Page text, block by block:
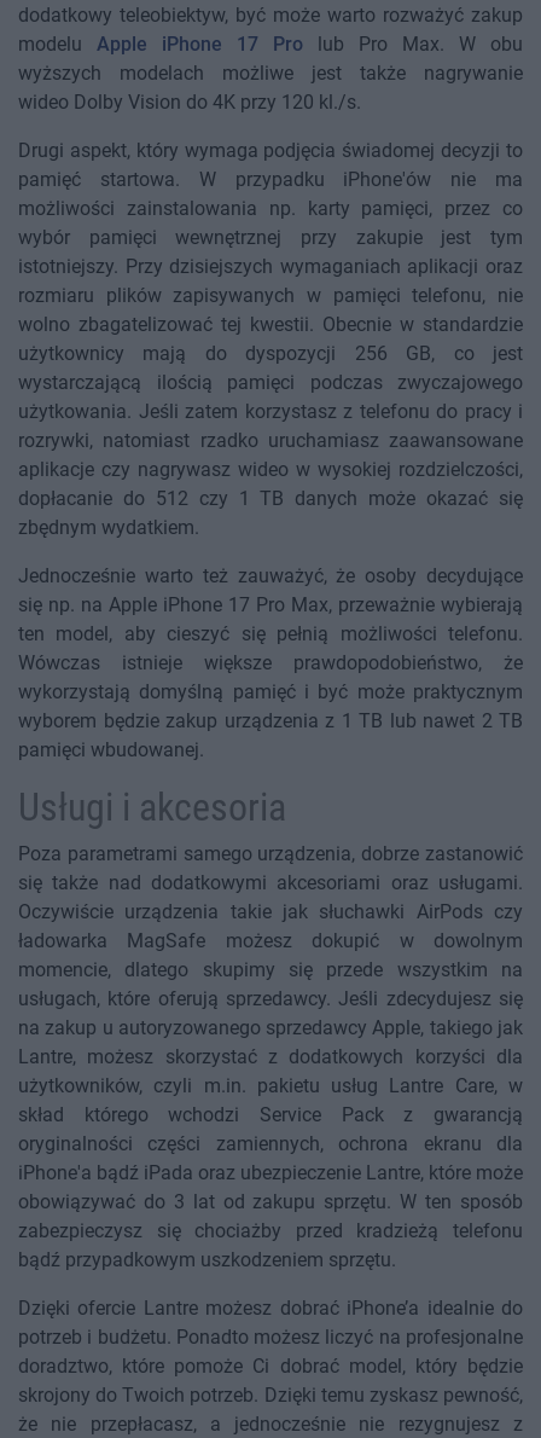
dodatkowy teleobiektyw, być może warto rozważyć zakup
modelu Apple iPhone 17 Pro lub Pro Max. W obu
wyższych modelach możliwe jest także nagrywanie
wideo Dolby Vision do 4K przy 120 kl./s.
Drugi aspekt, który wymaga podjęcia świadomej decyzji to
pamięć startowa. W przypadku iPhone'ów nie ma
możliwości zainstalowania np. karty pamięci, przez co
wybór pamięci wewnętrznej przy zakupie jest tym
istotniejszy. Przy dzisiejszych wymaganiach aplikacji oraz
rozmiaru plików zapisywanych w pamięci telefonu, nie
wolno zbagatelizować tej kwestii. Obecnie w standardzie
użytkownicy mają do dyspozycji 256 GB, co jest
wystarczającą ilością pamięci podczas zwyczajowego
użytkowania. Jeśli zatem korzystasz z telefonu do pracy i
rozrywki, natomiast rzadko uruchamiasz zaawansowane
aplikacje czy nagrywasz wideo w wysokiej rozdzielczości,
dopłacanie do 512 czy 1 TB danych może okazać się
zbędnym wydatkiem.
Jednocześnie warto też zauważyć, że osoby decydujące
się np. na Apple iPhone 17 Pro Max, przeważnie wybierają
ten model, aby cieszyć się pełnią możliwości telefonu.
Wówczas istnieje większe prawdopodobieństwo, że
wykorzystają domyślną pamięć i być może praktycznym
wyborem będzie zakup urządzenia z 1 TB lub nawet 2 TB
pamięci wbudowanej.
Usługi i akcesoria
Poza parametrami samego urządzenia, dobrze zastanowić
się także nad dodatkowymi akcesoriami oraz usługami.
Oczywiście urządzenia takie jak słuchawki AirPods czy
ładowarka MagSafe możesz dokupić w dowolnym
momencie, dlatego skupimy się przede wszystkim na
usługach, które oferują sprzedawcy. Jeśli zdecydujesz się
na zakup u autoryzowanego sprzedawcy Apple, takiego jak
Lantre, możesz skorzystać z dodatkowych korzyści dla
użytkowników, czyli m.in. pakietu usług Lantre Care, w
skład którego wchodzi Service Pack z gwarancją
oryginalności części zamiennych, ochrona ekranu dla
iPhone'a bądź iPada oraz ubezpieczenie Lantre, które może
obowiązywać do 3 lat od zakupu sprzętu. W ten sposób
zabezpieczysz się chociażby przed kradzieżą telefonu
bądź przypadkowym uszkodzeniem sprzętu.
Dzięki ofercie Lantre możesz dobrać iPhone’a idealnie do
potrzeb i budżetu. Ponadto możesz liczyć na profesjonalne
doradztwo, które pomoże Ci dobrać model, który będzie
skrojony do Twoich potrzeb. Dzięki temu zyskasz pewność,
że nie przepłacasz, a jednocześnie nie rezygnujesz z